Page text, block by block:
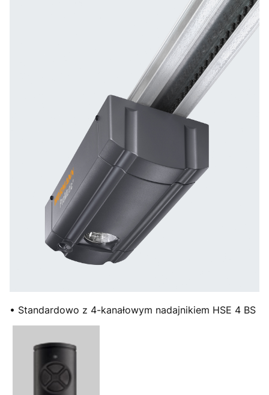
• Standardowo z 4-kanałowym nadajnikiem HSE 4 BS